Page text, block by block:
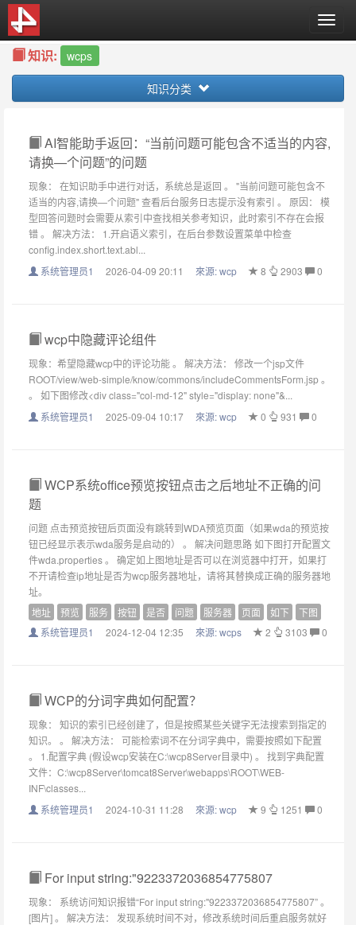
T
o
g
e
a
v
a
知识: wcps
知识分类
AI智能助手返回：“当前问题可能包含不适当的内容,
请换—个问题”的问题
现象： 在知识助手中进行对话，系统总是返回 。 "当前问题可能包含不
适当的内容,请换—个问题" 查看后台服务日志提示没有索引 。 原因： 模
型回答问题时会需要从索引中查找相关参考知识，此时索引不存在会报
错 。 解决方法： 1.开启语义索引，在后台参数设置菜单中检查
config.index.short.text.abl...
系统管理员1
2026-04-09 20:11 來源:wcp 8 2903 0
wcp中隐藏评论组件
现象：希望隐藏wcp中的评论功能 。 解决方法： 修改一个jsp文件
ROOT/view/web-simple/know/commons/includeCommentsForm.jsp 。
。 如下图修改<div class="col-md-12" style="display: none"&...
系统管理员1
2025-09-04 10:17 來源:wcp 0 931 0
WCP系统office预览按钮点击之后地址不正确的问
题
问题 点击预览按钮后页面没有跳转到WDA预览页面（如果wda的预览按
钮已经显示表示wda服务是启动的） 。 解决问题思路 如下图打开配置文
件wda.properties 。 确定如上图地址是否可以在浏览器中打开，如果打
不开请检查ip地址是否为wcp服务器地址，请将其替换成正确的服务器地
址。
地址
预览 服务 按钮 是否 问题 服务器 页面 如下
下图
系统管理员1
2024-12-04 12:35 來源:wcps 2 3103 0
WCP的分词字典如何配置？
现象： 知识的索引已经创建了，但是按照某些关键字无法搜索到指定的
知识。 。 解决方法： 可能检索词不在分词字典中，需要按照如下配置
。 1.配置字典 (假设wcp安装在C:\wcp8Server目录中) 。 找到字典配置
文件：C:\wcp8Server\tomcat8Server\webapps\ROOT\WEB-
INF\classes...
系统管理员1
2024-10-31 11:28 來源:wcp 9 1251 0
For input string:"9223372036854775807
现象： 系统访问知识报错“For input string:"9223372036854775807” 。
[图片] 。 解决方法： 发现系统时间不对，修改系统时间后重启服务就好